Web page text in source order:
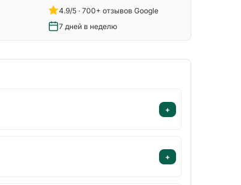
4.9/5 · 700+ отзывов Google
7 дней в неделю
+
+